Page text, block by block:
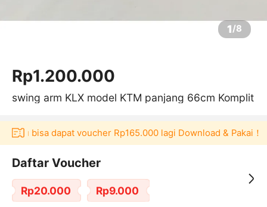
1/8
Rp1.200.000
swing arm KLX model KTM panjang 66cm Komplit
bisa dapat voucher Rp165.000 lagi Download & Pakai！
Daftar Voucher
Rp20.000 Rp9.000